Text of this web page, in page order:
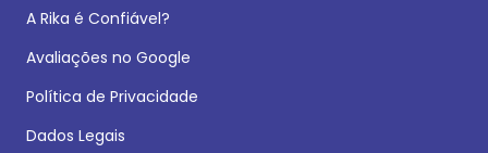
A Rika é Confiável?
Avaliações no Google
Política de Privacidade
Dados Legais